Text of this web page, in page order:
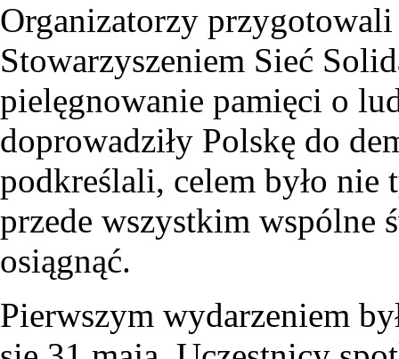
Organizatorzy
Stowarzyszeniem Sieć
pielęgnowanie pamięci o
doprowadziły Polskę do
podkreślali, celem było
przede wszystkim wspólne
osiągnąć.
Pierwszym wydarzeniem